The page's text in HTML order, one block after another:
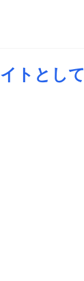
トとして